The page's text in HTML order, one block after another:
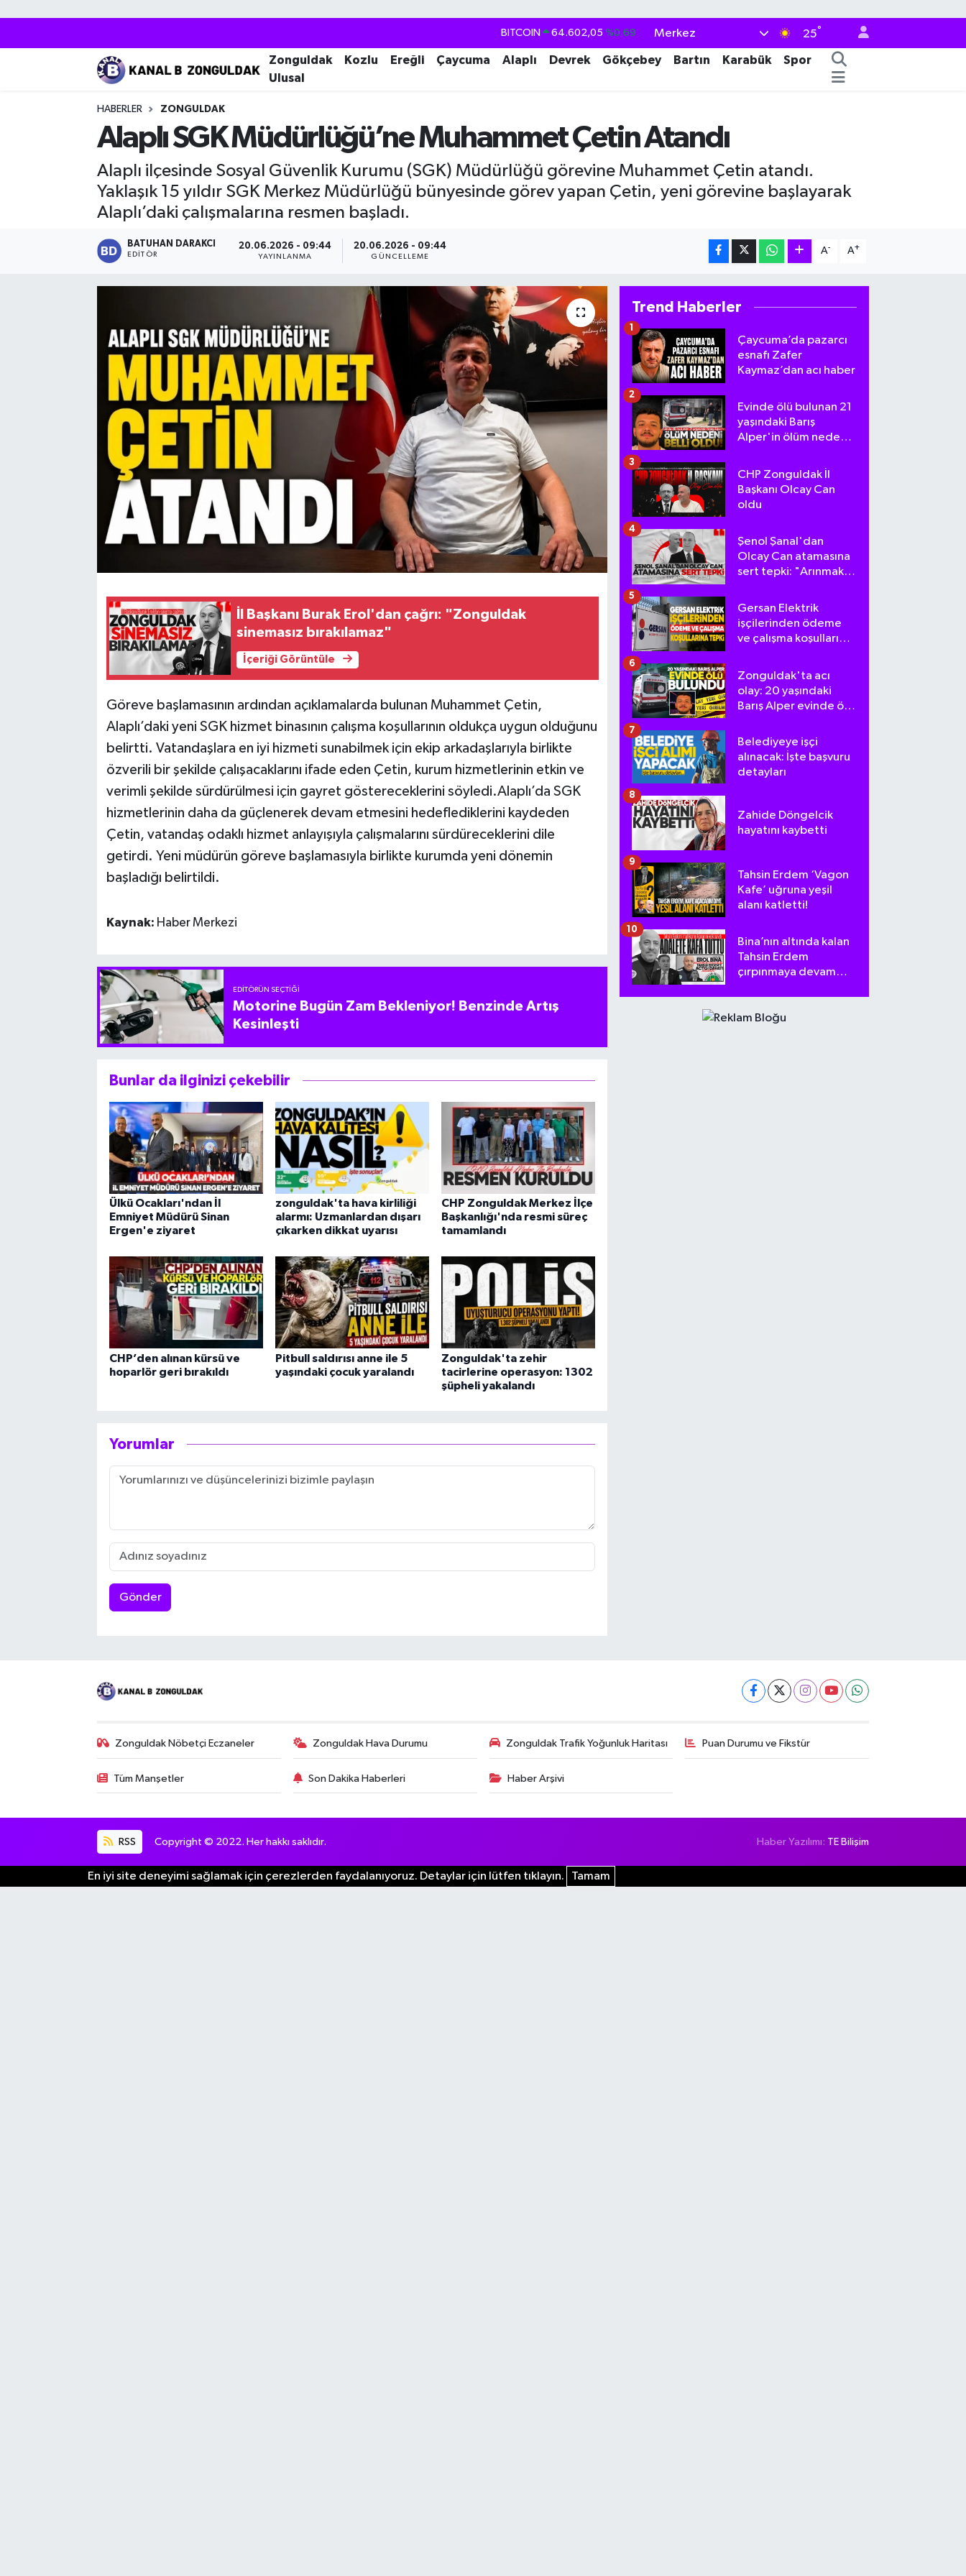
BITCOIN 64.602,05 %0.69
DOLAR 47,5986 %0.06
GRAM ALTIN 6513.94 %0.32
BİST100 13.768 %48
Merkez 25°
Zonguldak Kozlu Ereğli Çaycuma Alaplı Devrek Gökçebey Bartın Karabük
Spor
Ulusal
HABERLER ZONGULDAK
Alaplı SGK Müdürlüğü’ne Muhammet Çetin Atandı
Alaplı ilçesinde Sosyal Güvenlik Kurumu (SGK) Müdürlüğü görevine Muhammet Çetin atandı.
Yaklaşık 15 yıldır SGK Merkez Müdürlüğü bünyesinde görev yapan Çetin, yeni görevine başlayarak
Alaplı’daki çalışmalarına resmen başladı.
BATUHAN DARAKCI
EDITÖR
20.06.2026 - 09:44
YAYINLANMA
20.06.2026 - 09:44
GÜNCELLEME
A- A+
İl Başkanı Burak Erol'dan çağrı: "Zonguldak
sinemasız bırakılamaz"
İçeriği Görüntüle
Göreve başlamasının ardından açıklamalarda bulunan Muhammet Çetin,
Alaplı’daki yeni SGK hizmet binasının çalışma koşullarının oldukça uygun olduğunu
belirtti. Vatandaşlara en iyi hizmeti sunabilmek için ekip arkadaşlarıyla birlikte
özverili bir şekilde çalışacaklarını ifade eden Çetin, kurum hizmetlerinin etkin ve
verimli şekilde sürdürülmesi için gayret göstereceklerini söyledi.Alaplı’da SGK
hizmetlerinin daha da güçlenerek devam etmesini hedeflediklerini kaydeden
Çetin, vatandaş odaklı hizmet anlayışıyla çalışmalarını sürdüreceklerini dile
getirdi. Yeni müdürün göreve başlamasıyla birlikte kurumda yeni dönemin
başladığı belirtildi.
Kaynak: Haber Merkezi
EDITÖRÜN SEÇTIĞI
Motorine Bugün Zam Bekleniyor! Benzinde Artış
Kesinleşti
Bunlar da ilginizi çekebilir
Ülkü Ocakları'ndan İl
Emniyet Müdürü Sinan
Ergen'e ziyaret
zonguldak'ta hava kirliliği
alarmı: Uzmanlardan dışarı
çıkarken dikkat uyarısı
CHP Zonguldak Merkez İlçe
Başkanlığı'nda resmi süreç
tamamlandı
CHP’den alınan kürsü ve
hoparlör geri bırakıldı
Pitbull saldırısı anne ile 5
yaşındaki çocuk yaralandı
Zonguldak'ta zehir
tacirlerine operasyon: 1302
şüpheli yakalandı
Yorumlar
Gönder
Trend Haberler
Çaycuma’da pazarcı
esnafı Zafer
Kaymaz’dan acı haber
1
Evinde ölü bulunan 21
yaşındaki Barış
Alper'in ölüm nedeni
2
CHP Zonguldak İl
Başkanı Olcay Can
oldu
3
Şenol Şanal'dan
Olcay Can atamasına
sert tepki: "Arınmak
gerek!"
4
Gersan Elektrik
işçilerinden ödeme
ve çalışma koşullarına
5
Zonguldak'ta acı
olay: 20 yaşındaki
Barış Alper evinde ölü
6
Belediyeye işçi
alınacak: İşte başvuru
detayları
7
Zahide Döngelcik
hayatını kaybetti
8
Tahsin Erdem ‘Vagon
Kafe’ uğruna yeşil
alanı katletti!
9
Bina’nın altında kalan
Tahsin Erdem
çırpınmaya devam
10
Zonguldak Nöbetçi Eczaneler Zonguldak Hava Durumu Zonguldak Trafik Yoğunluk Haritası Puan Durumu ve Fikstür
Tüm Manşetler Son Dakika Haberleri Haber Arşivi
RSS Copyright © 2022. Her hakkı saklıdır. Haber Yazılımı: TE Bilişim
En iyi site deneyimi sağlamak için çerezlerden faydalanıyoruz. Detaylar için lütfen tıklayın. Tamam
Zonguldak Nöbetçi Eczaneler
Zonguldak Trafik Yoğunluk Haritası
Puan Durumu ve Fikstür
Tüm Manşetler
Son Dakika Haberleri